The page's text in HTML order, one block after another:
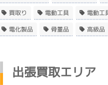
買取り 電動工具 電動工
電化製品 骨董品 高級品
出張買取エリア